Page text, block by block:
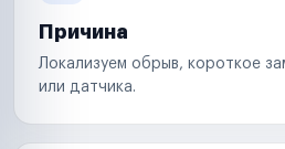
Причина
Локализуем обрыв, короткое
или датчика.